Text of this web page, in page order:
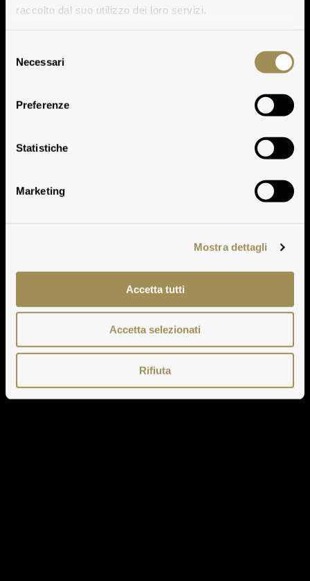
raccolto dal suo utilizzo dei loro servizi.
delNecessari
Preferenze
Statistiche
Marketing
Mostra dettagli
Accetta tutti
Accetta selezionati
Rifiuta
Verkostungsnotizen